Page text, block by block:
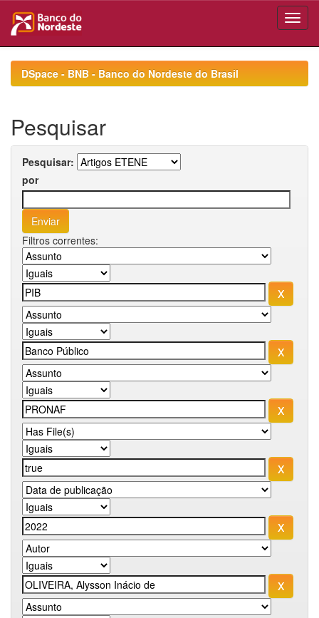
navigationDSpace - BNB - Banco do Nordeste do Brasil
Pesquisar
Pesquisar:
por
Filtros correntes: